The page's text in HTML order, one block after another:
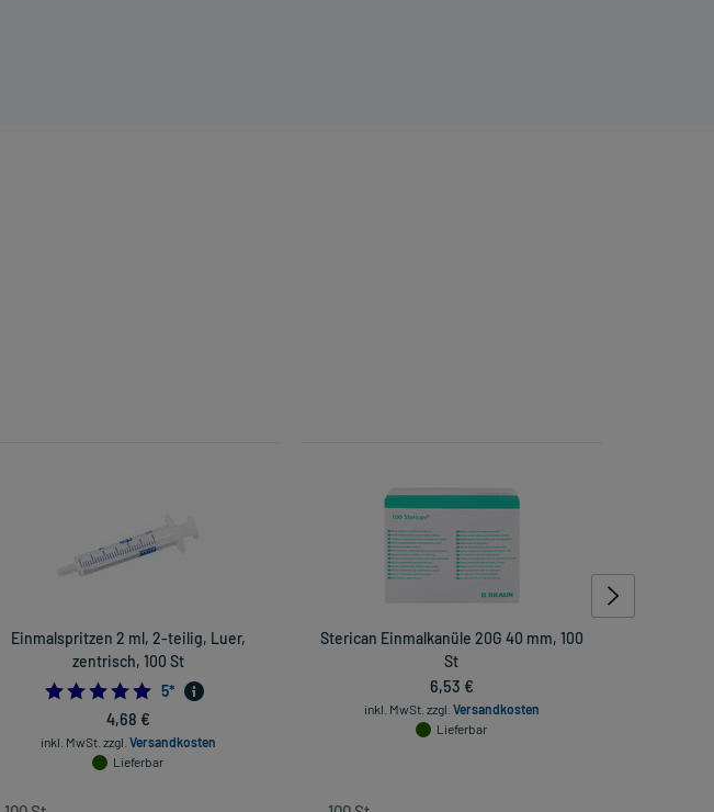
Einmalspritzen 2 ml, 2-teilig, Luer,
zentrisch, 100 St
4.8
5*
4,68 €
inkl. MwSt. zzgl. Versandkosten
Lieferbar
Sterican Einmalkanüle 20G 40 mm, 100
St
6,53 €
inkl. MwSt. zzgl. Versandkosten
Lieferbar